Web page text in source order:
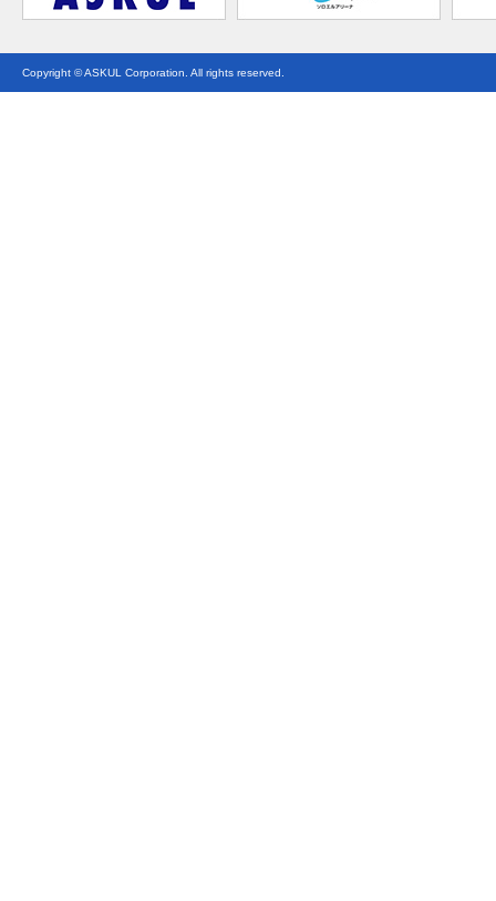
Copyright © ASKUL Corporation. All rights reserved.